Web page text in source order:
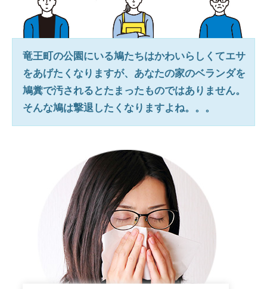
竜王町の公園にいる鳩たちはかわいらしくてエサ
をあげたくなりますが、あなたの家のベランダを
鳩糞で汚されるとたまったものではありません。
そんな鳩は撃退したくなりますよね。。。